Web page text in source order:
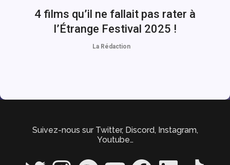
4 films qu’il ne fallait pas rater à
l’Étrange Festival 2025 !
La Rédaction
Suivez-nous sur Twitter, Discord, Instagram,
Youtube…
Twitter InstagramSpotify YouTube FacebookLinkedIn TikTok